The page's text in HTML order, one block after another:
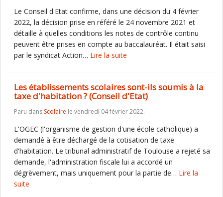
Le Conseil d'Etat confirme, dans une décision du 4 février
2022, la décision prise en référé le 24 novembre 2021 et
détaille à quelles conditions les notes de contrôle continu
peuvent être prises en compte au baccalauréat. Il était saisi
par le syndicat Action… Lire la suite
Les établissements scolaires sont-ils soumis à la
taxe d'habitation ? (Conseil d'Etat)
Paru dans Scolaire le vendredi 04 février 2022.
L'OGEC (l'organisme de gestion d'une école catholique) a
demandé à être déchargé de la cotisation de taxe
d'habitation. Le tribunal administratif de Toulouse a rejeté sa
demande, l'administration fiscale lui a accordé un
dégrèvement, mais uniquement pour la partie de… Lire la
suite